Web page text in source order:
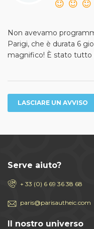
Non avevamo
Parigi, che è durata 6
magnifico! È stato tutto
LASCIARE UN AVVISO
Serve aiuto?
+ 33 (0) 6 69 36 38 68
paris@parisautheic.com
Il nostro universo